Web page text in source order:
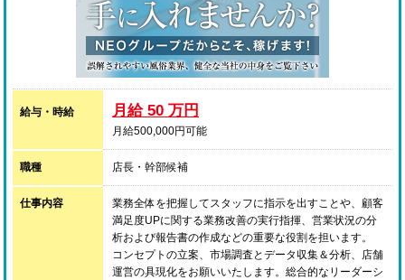
給与・時給 月給 50 万円
月給500,000円可能
職種 店長・幹部候補
仕事内容
業務全体を把握してスタッフに指示を出すことや、顧客
満足度UPに関する業務改善の実行指揮、営業状況の分
析および報告書の作成などの重要な役割を担います。
コンセプトの立案、市場調査とデータ収集＆分析、店舗
運営の具現化をお願いいたします。総合的なリーダーシ